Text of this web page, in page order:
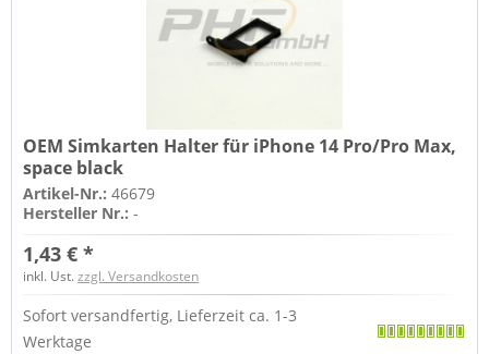
OEM Simkarten Halter für iPhone 14 Pro/Pro Max,
space black
Artikel-Nr.:46679
Hersteller Nr.:-
1,43 € *
inkl. Ust.zzgl. Versandkosten
Sofort versandfertig, Lieferzeit ca. 1-3
Werktage